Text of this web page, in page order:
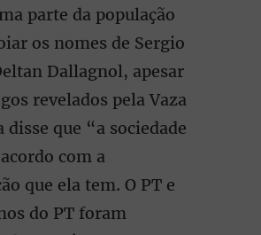
parte da população
os nomes de Sergio
Dallagnol, apesar
revelados pela Vaza
disse que “a sociedade
com a
que ela tem. O PT e
do PT foram